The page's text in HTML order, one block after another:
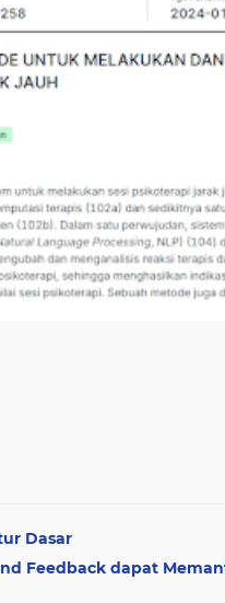
Dasar
Feedback dapat